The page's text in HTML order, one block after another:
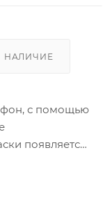
НАЛИЧИЕ
фон, с помощью
появляется